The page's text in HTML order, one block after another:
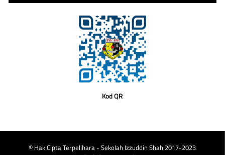
Kod QR
© Hak Cipta Terpelihara - Sekolah Izzuddin Shah 2017-2023